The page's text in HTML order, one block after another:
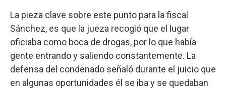
La pieza clave sobre este punto para la fiscal
Sánchez, es que la jueza recogió que el lugar
oficiaba como boca de drogas, por lo que había
gente entrando y saliendo constantemente. La
defensa del condenado señaló durante el juicio que
en algunas oportunidades él se iba y se quedaban